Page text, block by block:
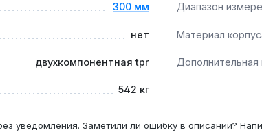
300 мм Диапазон
нет Материал
двухкомпонентная tpr
542 кг
уведомления. Заметили ли ошибку в описании?